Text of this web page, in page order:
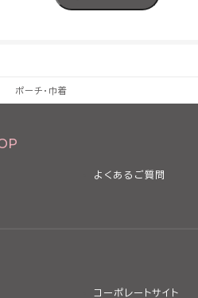
ポーチ・巾着
よくあるご質問
コーポレートサイト